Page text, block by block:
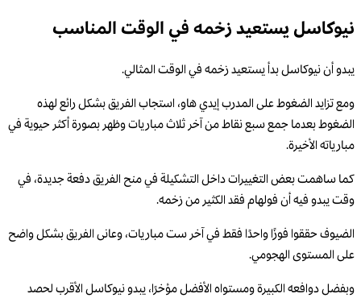
نيوكاسل يستعيد زخمه في الوقت المناسب
يبدو أن نيوكاسل بدأ يستعيد زخمه في الوقت المثالي.
ومع تزايد الضغوط على المدرب إيدي هاو، استجاب الفريق بشكل رائع لهذه
الضغوط بعدما جمع سبع نقاط من آخر ثلاث مباريات وظهر بصورة أكثر حيوية في
مبارياته الأخيرة.
كما ساهمت بعض التغييرات داخل التشكيلة في منح الفريق دفعة جديدة، في
وقت يبدو فيه أن فولهام فقد الكثير من زخمه.
الضيوف حققوا فوزًا واحدًا فقط في آخر ست مباريات، وعانى الفريق بشكل واضح
على المستوى الهجومي.
وبفضل دوافعه الكبيرة ومستواه الأفضل مؤخرًا، يبدو نيوكاسل الأقرب لحصد